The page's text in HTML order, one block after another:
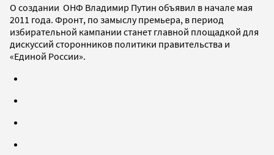
О создании ОНФ Владимир Путин объявил в начале мая
2011 года. Фронт, по замыслу премьера, в период
избирательной кампании станет главной площадкой для
дискуссий сторонников политики правительства и
«Единой России».